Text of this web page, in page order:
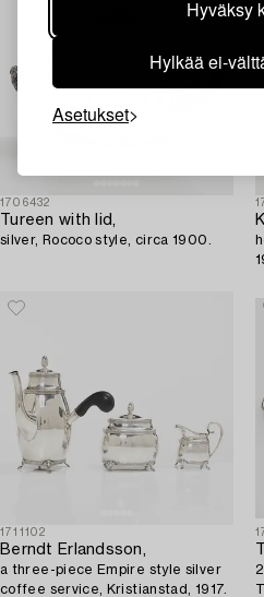
Hyväksy
Hylkää ei-
Asetukset
1706432
Tureen with lid,
silver, Rococo style, circa 1900.
1711102
Berndt Erlandsson,
a three-piece Empire style silver
coffee service, Kristianstad, 1917.